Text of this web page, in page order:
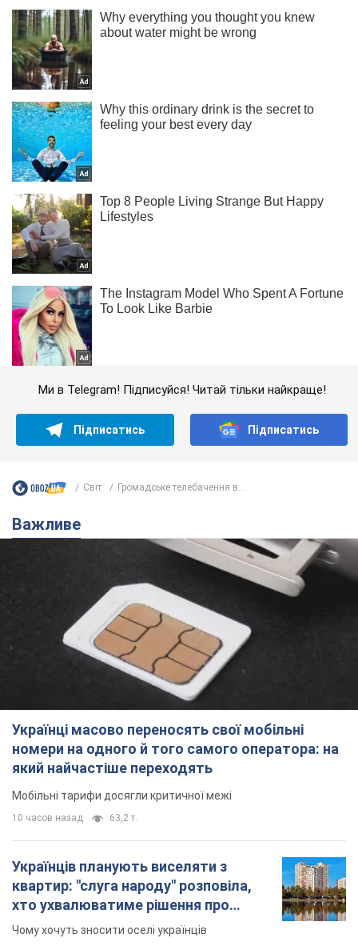
Ми в Telegram! Підписуйся! Читай тільки найкраще!
Підписатись Підписатись
Світ Громадське телебачення в...
Важливе
Українці масово переносять свої мобільні
номери на одного й того самого оператора: на
який найчастіше переходять
Мобільні тарифи досягли критичної межі
10 часов назад 63,2 т.
Українців планують виселяти з
квартир: "слуга народу" розповіла,
хто ухвалюватиме рішення про
знесення будинків
Чому хочуть зносити оселі українців